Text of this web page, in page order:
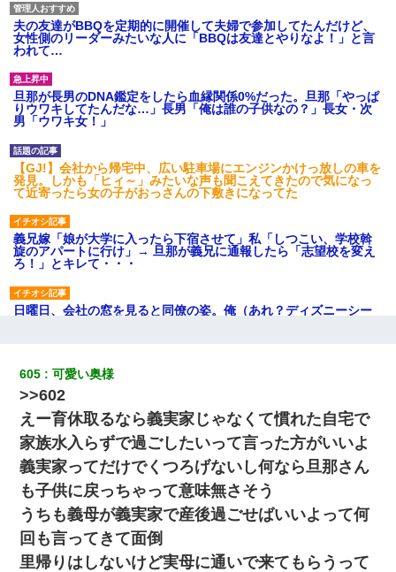
夫の友達がBBQを定期的に開催して夫婦で参加してたんだけど、
女性側のリーダーみたいな人に「BBQは友達とやりなよ！」と言
われて…
旦那が長男のDNA鑑定をしたら血縁関係0%だった。旦那「やっぱ
りウワキしてたんだな…」長男「俺は誰の子供なの？」長女・次
男「ウワキ女！」
【GJ!】会社から帰宅中、広い駐車場にエンジンかけっ放しの車を
発見。しかも「ヒィ～」みたいな声も聞こえてきたので気になっ
て近寄ったら女の子がおっさんの下敷きになってた
義兄嫁「娘が大学に入ったら下宿させて」私「しつこい、学校斡
旋のアパートに行け」→ 旦那が義兄に通報したら「志望校を変え
ろ！」とキレて・・・
日曜日、会社の窓を見ると同僚の姿。俺（あれ？ディズニーシー
妻「ずっと好きだった人と一緒になりたいから、わかれてくださ
い」→離婚後、娘と実家で生活してると…
ワイアラサー主婦、昨晩久しぶりに夫と致した結果ｗｗｗｗｗ
私（23）冗談のつもりで上司（27）に胸を揉ませた結果・・・
32歳ワイ、34歳の可愛い女と付き合うも現実を知ってしまい無事
死亡・・・
605 可愛い奥様
>>602
えー育休取るなら義実家じゃなくて慣れた自宅で
家族水入らずで過ごしたいって言った方がいいよ
義実家ってだけでくつろげないし何なら旦那さん
も子供に戻っちゃって意味無さそう
うちも義母が義実家で産後過ごせばいいよって何
回も言ってきて面倒
里帰りはしないけど実母に通いで来てもらうって